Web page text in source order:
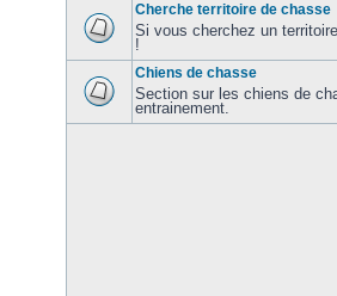
Cherche territoire de chasse
Si vous cherchez un
!
Chiens de chasse
Section sur les chiens de
entrainement.